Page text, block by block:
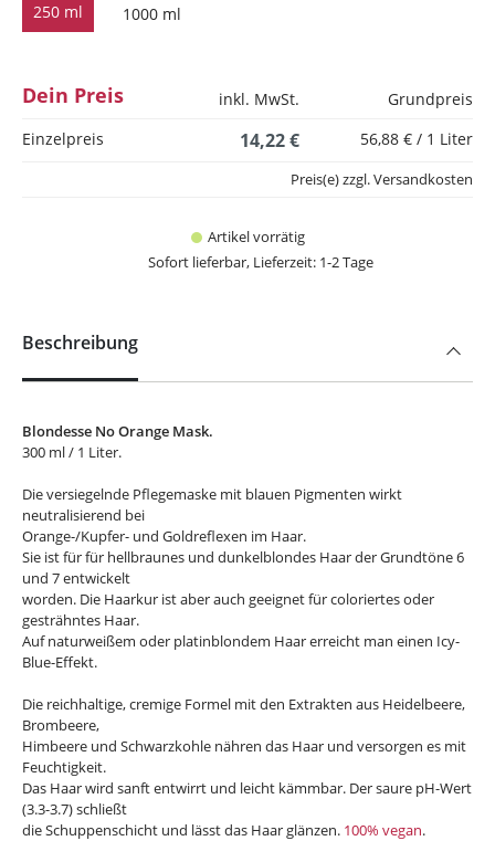
250 ml 1000 ml
Dein Preis inkl. MwSt.
Grundpreis
Einzelpreis
14,22 € 56,88 € / 1 Liter
Artikel vorrätig
Sofort lieferbar, Lieferzeit: 1-2 Tage
Preis(e) zzgl. Versandkosten
Beschreibung
Blondesse No Orange Mask.
300 ml / 1 Liter.
Die versiegelnde Pflegemaske mit blauen Pigmenten wirkt
neutralisierend bei
Orange-/Kupfer- und Goldreflexen im Haar.
Sie ist für für hellbraunes und dunkelblondes Haar der Grundtöne 6
und 7 entwickelt
worden. Die Haarkur ist aber auch geeignet für coloriertes oder
gesträhntes Haar.
Auf naturweißem oder platinblondem Haar erreicht man einen Icy-
Blue-Effekt.
Die reichhaltige, cremige Formel mit den Extrakten aus Heidelbeere,
Brombeere,
Himbeere und Schwarzkohle nähren das Haar und versorgen es mit
Feuchtigkeit.
Das Haar wird sanft entwirrt und leicht kämmbar. Der saure pH-Wert
(3.3-3.7) schließt
die Schuppenschicht und lässt das Haar glänzen. 100% vegan.